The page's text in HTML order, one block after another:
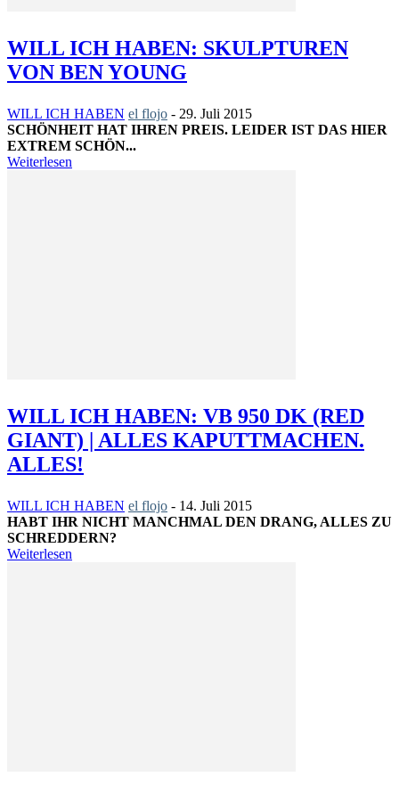
WILL ICH HABEN: SKULPTUREN
VON BEN YOUNG
WILL ICH HABEN el flojo - 29. Juli 2015
SCHÖNHEIT HAT IHREN PREIS. LEIDER IST DAS HIER
EXTREM SCHÖN...
Weiterlesen
WILL ICH HABEN: VB 950 DK (RED
GIANT) | ALLES KAPUTTMACHEN.
ALLES!
WILL ICH HABEN el flojo - 14. Juli 2015
HABT IHR NICHT MANCHMAL DEN DRANG, ALLES ZU
SCHREDDERN?
Weiterlesen